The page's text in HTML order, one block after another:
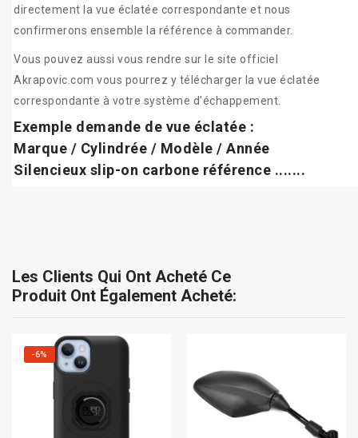
directement la vue éclatée correspondante et nous
confirmerons ensemble la référence à commander.
Vous pouvez aussi vous rendre sur le site officiel
Akrapovic.com vous pourrez y télécharger la vue éclatée
correspondante à votre système d'échappement.
Exemple demande de vue éclatée :
Marque / Cylindrée / Modèle / Année
Silencieux slip-on carbone référence .......
Les Clients Qui Ont Acheté Ce
Produit Ont Également Acheté:
-6%